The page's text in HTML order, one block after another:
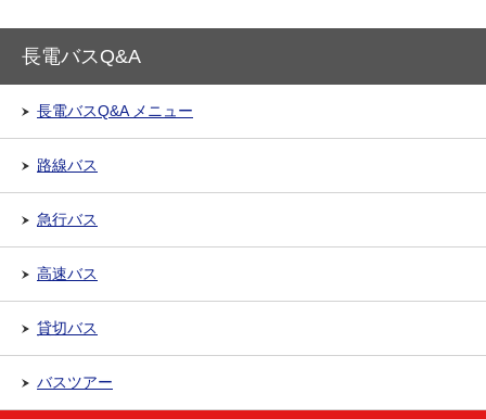
長電バスQ&A
長電バスQ&A メニュー
路線バス
急行バス
高速バス
貸切バス
バスツアー